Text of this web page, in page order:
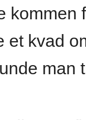
kommen
et kvad
man